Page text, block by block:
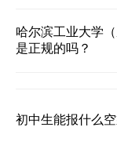
哈尔滨工业大学
是正规的吗？
初中生能报什么